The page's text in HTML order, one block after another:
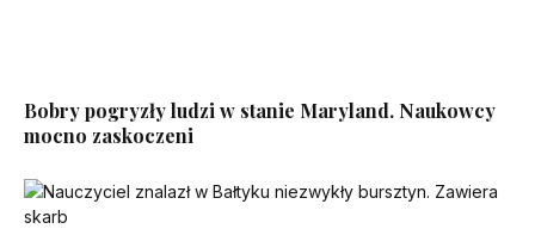
Bobry pogryzły ludzi w stanie Maryland. Naukowcy
mocno zaskoczeni